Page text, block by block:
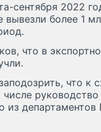
сентября 2022
более 1
что в
что к
из